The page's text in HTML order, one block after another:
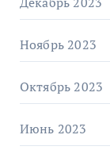
Ноябрь 2023
Октябрь 2023
Июнь 2023